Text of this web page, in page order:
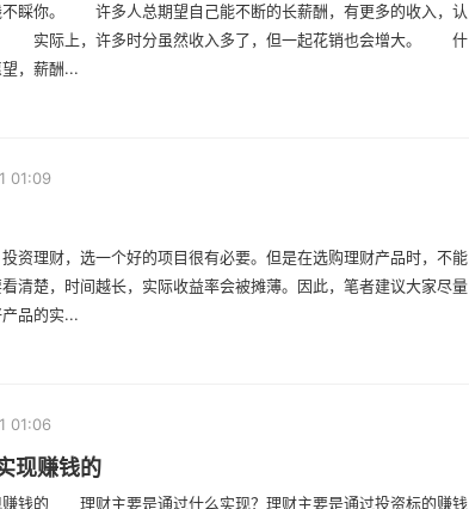
睬你。 许多人总期望自己能不断的长薪酬，有更多的收入，认
实际上，许多时分虽然收入多了，但一起花销也会增大。 什
，薪酬...
01:09
财，选一个好的项目很有必要。但是在选购理财产品时，不能
清楚，时间越长，实际收益率会被摊薄。因此，笔者建议大家尽量
品的实...
01:06
现赚钱的
钱的 理财主要是通过什么实现？理财主要是通过投资标的赚钱